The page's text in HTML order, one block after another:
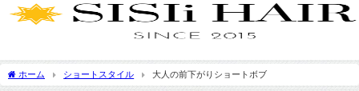
ホーム ショートスタイル 大人の前下がりショートボブ